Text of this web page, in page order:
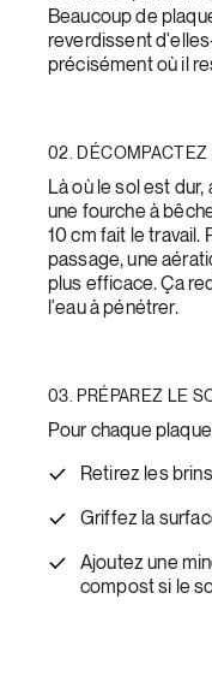
Beaucoup de
reverdissent
précisément où il
02. DÉCOMPACTEZ
Là où le sol est
une fourche à
10 cm fait le travail.
passage, une
plus efficace. Ça
l'eau à pénétrer.
03. PRÉPAREZ LE
Pour chaque
Retirez les
Griffez la
Ajoutez une
compost si le